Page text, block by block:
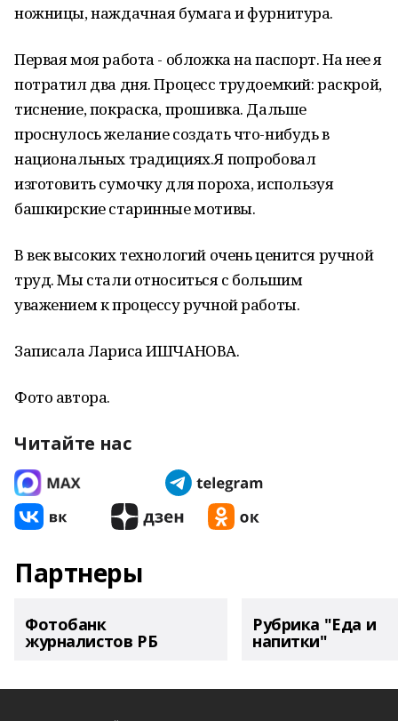
ножницы, наждачная бумага и фурнитура.
Первая моя работа - обложка на паспорт. На нее я
потратил два дня. Процесс трудоемкий: раскрой,
тиснение, покраска, прошивка. Дальше
проснулось желание создать что-нибудь в
национальных традициях.Я попробовал
изготовить сумочку для пороха, используя
башкирские старинные мотивы.
В век высоких технологий очень ценится ручной
труд. Мы стали относиться с большим
уважением к процессу ручной работы.
Записала Лариса ИШЧАНОВА.
Фото автора.
Читайте нас
Партнеры
Фотобанк
журналистов РБ
Рубрика "Еда и
напитки"